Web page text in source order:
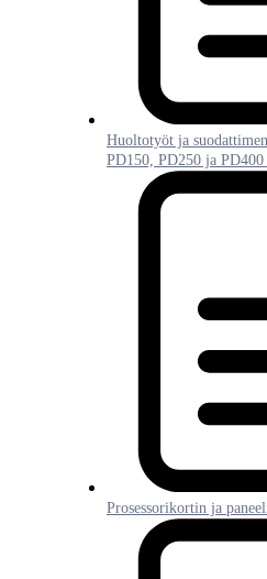
Huoltotyöt ja
PD150, PD250 ja
Prosessorikortin ja